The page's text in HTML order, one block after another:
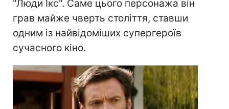
"Люди Ікс". Саме цього персонажа він
грав майже чверть століття, ставши
одним із найвідоміших супергероїв
сучасного кіно.